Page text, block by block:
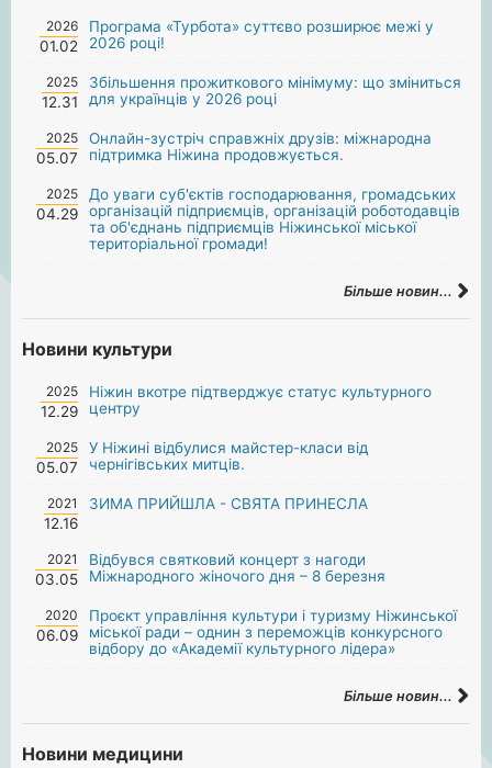
2026
01.02
Програма «Турбота» суттєво розширює межі у
2026 році!
2025
12.31
Збільшення прожиткового мінімуму: що зміниться
для українців у 2026 році
2025
05.07
Онлайн-зустріч справжніх друзів: міжнародна
підтримка Ніжина продовжується.
2025
04.29
До уваги суб'єктів господарювання, громадських
організацій підприємців, організацій роботодавців
та об'єднань підприємців Ніжинської міської
територіальної громади!
Більше новин...
Новини культури
2025
12.29
Ніжин вкотре підтверджує статус культурного
центру
2025
05.07
У Ніжині відбулися майстер-класи від
чернігівських митців.
2021
12.16
ЗИМА ПРИЙШЛА - СВЯТА ПРИНЕСЛА
2021
03.05
Відбувся святковий концерт з нагоди
Міжнародного жіночого дня – 8 березня
2020
06.09
Проєкт управління культури і туризму Ніжинської
міської ради – однин з переможців конкурсного
відбору до «Академії культурного лідера»
Більше новин...
Новини медицини